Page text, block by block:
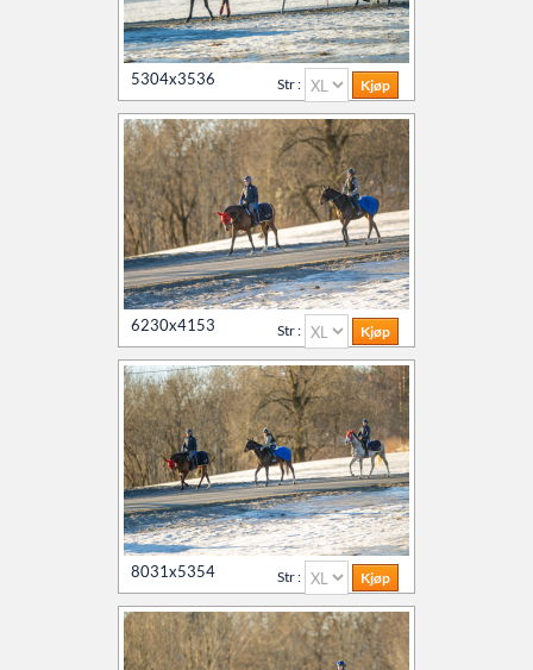
5304x3536 Str :
6230x4153 Str :
8031x5354 Str :